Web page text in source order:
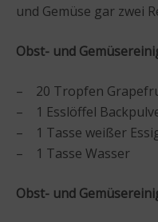
und Gemüse gar zwei
Obst- und
– 20 Tropfen
– 1 Esslöffel
– 1 Tasse weißer
– 1 Tasse Wasser
Obst- und